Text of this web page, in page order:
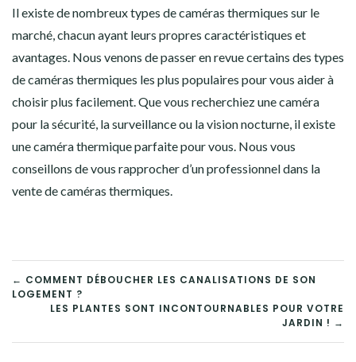
Il existe de nombreux types de caméras thermiques sur le
marché, chacun ayant leurs propres caractéristiques et
avantages. Nous venons de passer en revue certains des types
de caméras thermiques les plus populaires pour vous aider à
choisir plus facilement. Que vous recherchiez une caméra
pour la sécurité, la surveillance ou la vision nocturne, il existe
une caméra thermique parfaite pour vous. Nous vous
conseillons de vous rapprocher d’un professionnel dans la
vente de caméras thermiques.
NAVIGATION
L’ARTICLE
← COMMENT DÉBOUCHER LES CANALISATIONS DE SON
LOGEMENT ?
LES PLANTES SONT INCONTOURNABLES POUR VOTRE
JARDIN ! →